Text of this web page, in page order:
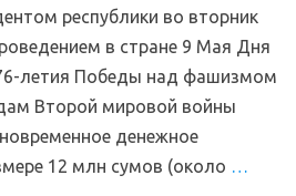
республики во вторник
в стране 9 Мая Дня
летия Победы над фашизмом
Второй мировой войны
денежное
12 млн сумов (около …